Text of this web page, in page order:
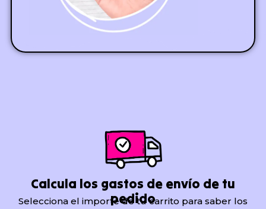
Calcula los gastos de envío de tu
pedido
Selecciona el importe de tu carrito para saber los